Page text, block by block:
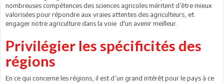
nombreuses compétences des sciences agricoles méritent d’être mieux
valorisées pour répondre aux vraies attentes des agriculteurs, et
engager notre agriculture dans la voie d'un avenir meilleur.
Privilégier les spécificités des
régions
En ce qui concerne les régions, il est d’un grand intérêt pour le pays à ce